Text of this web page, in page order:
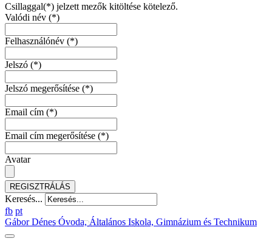
Csillaggal(*) jelzett mezők kitöltése kötelező.
Valódi név (*)
Felhasználónév (*)
Jelszó (*)
Jelszó megerősítése (*)
Email cím (*)
Email cím megerősítése (*)
Avatar
REGISZTRÁLÁS
Keresés...
fb pt
Gábor Dénes Óvoda, Általános Iskola, Gimnázium és Technikum